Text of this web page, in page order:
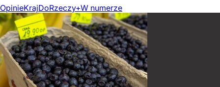
OpinieKrajDoRzeczy+W numerze